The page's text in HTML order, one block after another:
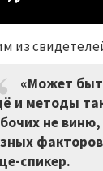
из
«Может
и методы
не
спикер.